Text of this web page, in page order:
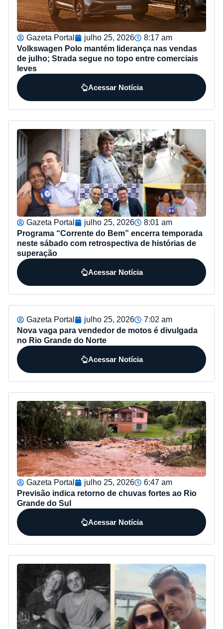
Gazeta Portal julho 25, 2026
8:17 am
Volkswagen Polo mantém liderança nas vendas
de julho; Strada segue no topo entre comerciais
leves
Acessar Notícia
Gazeta Portal julho 25, 2026
8:01 am
Programa “Corrente do Bem” encerra temporada
neste sábado com retrospectiva de histórias de
superação
Acessar Notícia
Gazeta Portal julho 25, 2026
7:02 am
Nova vaga para vendedor de motos é divulgada
no Rio Grande do Norte
Acessar Notícia
Gazeta Portal julho 25, 2026
6:47 am
Previsão indica retorno de chuvas fortes ao Rio
Grande do Sul
Acessar Notícia